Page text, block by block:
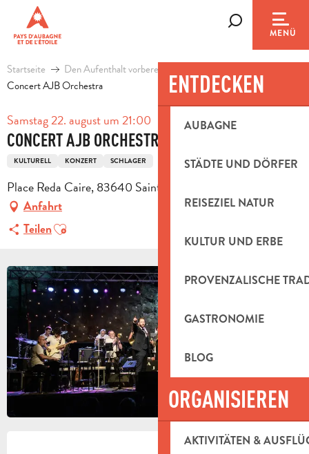
contenu
principal
MENÜ
ENTDECKEN
AUBAGNE
STÄDTE UND DÖRFER
REISEZIEL NATUR
KULTUR UND ERBE
PROVENZALISCHE
GASTRONOMIE
BLOG
ORGANISIEREN
AKTIVITÄTEN &
Startseite Den Aufenthalt vorbereiten
Concert AJB Orchestra
Samstag 22. august um 21:00
CONCERT AJB ORCHESTRA
KULTURELL KONZERT SCHLAGER
Place Reda Caire, 83640 Saint-Zacharie
Anfahrt
TeilenAjouter aux favoris
ÖFFNUNGSZEITEN &